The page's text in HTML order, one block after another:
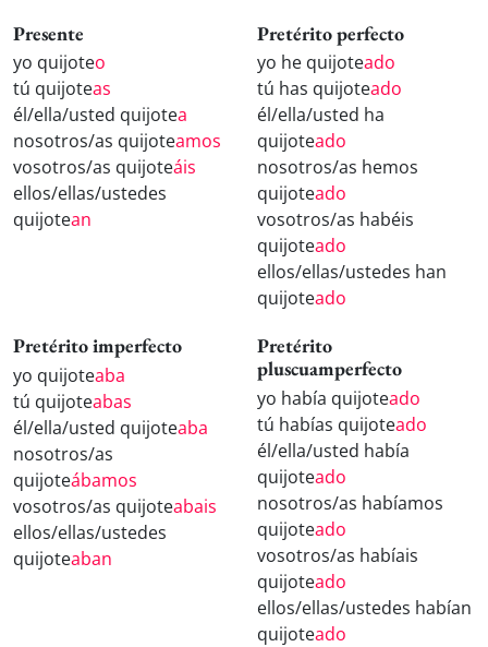
Presente
yo quijoteo
tú quijoteas
él/ella/usted quijotea
nosotros/as quijoteamos
vosotros/as quijoteáis
ellos/ellas/ustedes
quijotean
Pretérito perfecto
yo he quijoteado
tú has quijoteado
él/ella/usted ha
quijoteado
nosotros/as hemos
quijoteado
vosotros/as habéis
quijoteado
ellos/ellas/ustedes han
quijoteado
Pretérito imperfecto
yo quijoteaba
tú quijoteabas
él/ella/usted quijoteaba
nosotros/as
quijoteábamos
vosotros/as quijoteabais
ellos/ellas/ustedes
quijoteaban
Pretérito
pluscuamperfecto
yo había quijoteado
tú habías quijoteado
él/ella/usted había
quijoteado
nosotros/as habíamos
quijoteado
vosotros/as habíais
quijoteado
ellos/ellas/ustedes habían
quijoteado